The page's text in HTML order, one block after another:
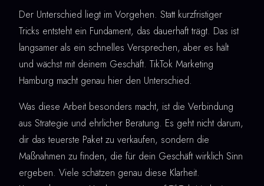
Der Unterschied liegt im Vorgehen. Statt kurzfristiger
Tricks entsteht ein Fundament, das dauerhaft trägt. Das ist
langsamer als ein schnelles Versprechen, aber es hält
und wächst mit deinem Geschäft. TikTok Marketing
Hamburg macht genau hier den Unterschied.
Was diese Arbeit besonders macht, ist die Verbindung
aus Strategie und ehrlicher Beratung. Es geht nicht darum,
dir das teuerste Paket zu verkaufen, sondern die
Maßnahmen zu finden, die für dein Geschäft wirklich Sinn
ergeben. Viele schätzen genau diese Klarheit.